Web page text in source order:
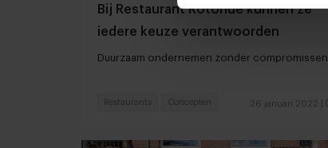
Bij Restaurant Rotonde kunnen ze
iedere keuze verantwoorden
Duurzaam ondernemen zonder compromissen
26 januari 2022
Restaurants Concepten